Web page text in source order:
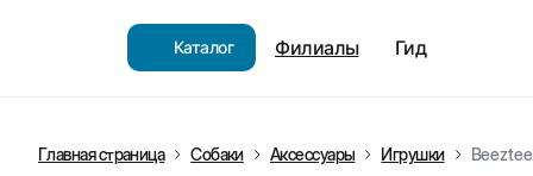
Каталог Филиалы Гид
Главная страница Собаки Аксессуары Игрушки